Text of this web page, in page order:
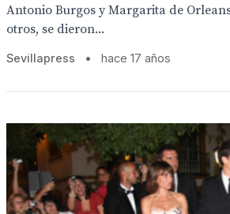
Antonio Burgos y Margarita de
otros, se dieron...
Sevillapress • hace 17 años